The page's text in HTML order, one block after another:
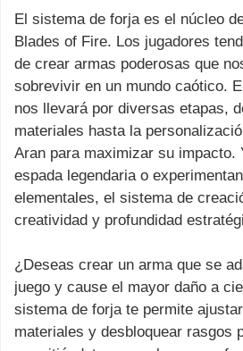
El sistema de forja es el núcleo
Blades of Fire. Los jugadores
de crear armas poderosas que
sobrevivir en un mundo caótico.
nos llevará por diversas etapas,
materiales hasta la
Aran para maximizar su impacto.
espada legendaria o
elementales, el sistema de
creatividad y profundidad
¿Deseas crear un arma que se
juego y cause el mayor daño a
sistema de forja te permite
materiales y desbloquear rasgos